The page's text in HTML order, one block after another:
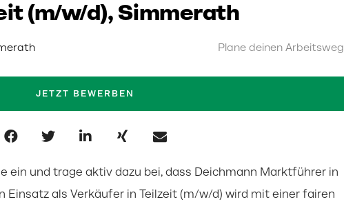
(m/w/d), Simmerath
Plane deinen Arbeitsweg
JETZT BEWERBEN
ein und trage aktiv dazu bei, dass Deichmann Marktführer in
Einsatz als Verkäufer in Teilzeit (m/w/d) wird mit einer fairen